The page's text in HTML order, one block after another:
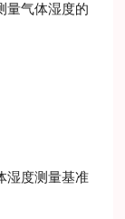
量气体湿度的
湿度测量基准